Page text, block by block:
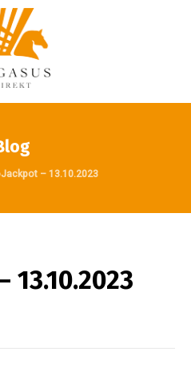
– 13.10.2023
13.10.2023